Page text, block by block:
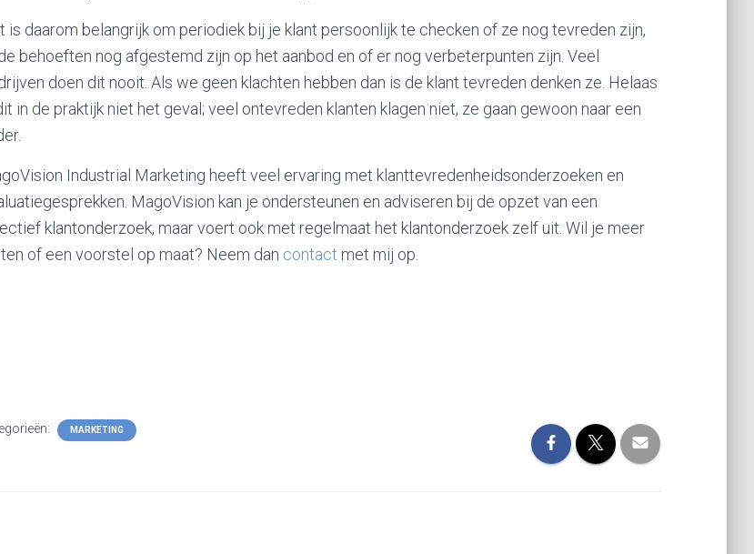
is daarom belangrijk om periodiek bij je klant persoonlijk te checken of ze nog tevreden zijn,
behoeften nog afgestemd zijn op het aanbod en of er nog verbeterpunten zijn. Veel
doen dit nooit. Als we geen klachten hebben dan is de klant tevreden denken ze. Helaas
in de praktijk niet het geval; veel ontevreden klanten klagen niet, ze gaan gewoon naar een
Industrial Marketing heeft veel ervaring met klanttevredenheidsonderzoeken en
MagoVision kan je ondersteunen en adviseren bij de opzet van een
klantonderzoek, maar voert ook met regelmaat het klantonderzoek zelf uit. Wil je meer
of een voorstel op maat? Neem dan contact met mij op.
MARKETING